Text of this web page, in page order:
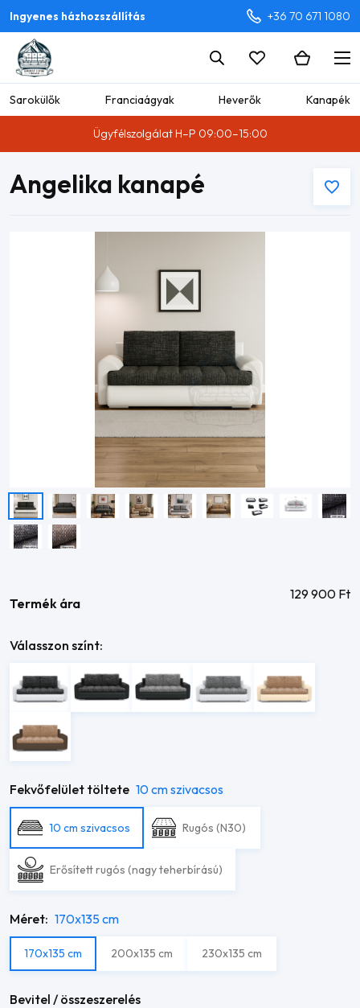
Ingyenes házhozszállítás +36 70 671 1080
Sarokülők Franciaágyak Heverők Kanapék
Ügyfélszolgálat H–P 09:00–15:00
Angelika kanapé
Termék ára
129 900 Ft
Válasszon színt:
Fekvőfelület töltete 10 cm szivacsos
10 cm szivacsos Rugós (N30)
Erősített rugós (nagy teherbírású)
Méret: 170x135 cm
170x135 cm 200x135 cm 230x135 cm
Bevitel / összeszerelés